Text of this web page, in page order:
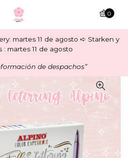
martes 11 de agosto ➪ Starken y
: martes 11 de agosto
de despachos”
0